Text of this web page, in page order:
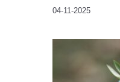
04-11-2025